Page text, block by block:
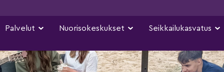
Palvelut Nuorisokeskukset Seikkailukasvatus